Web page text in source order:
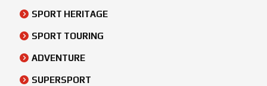
SPORT HERITAGE
SPORT TOURING
ADVENTURE
SUPERSPORT